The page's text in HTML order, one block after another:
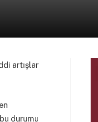
artışlar
durumu